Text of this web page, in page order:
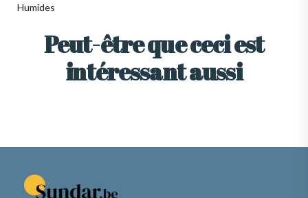
Humides
Peut-être que ceci est
intéressant aussi